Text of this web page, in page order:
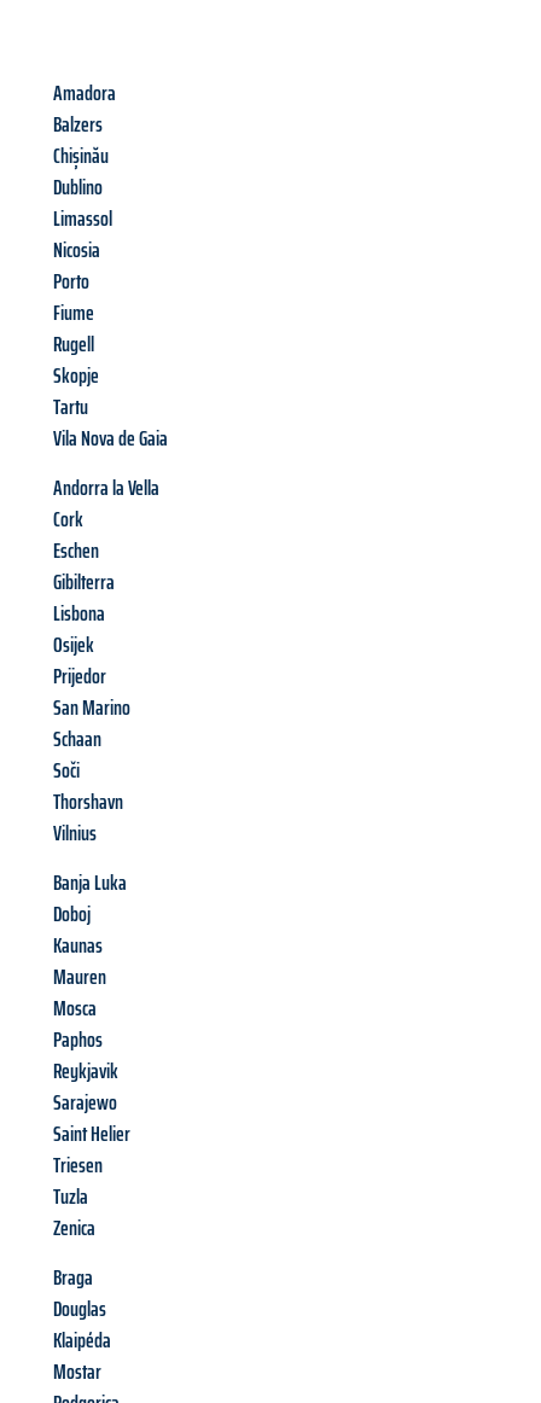
Amadora
Balzers
Chișinău
Dublino
Limassol
Nicosia
Porto
Fiume
Rugell
Skopje
Tartu
Vila Nova de Gaia
Andorra la Vella
Cork
Eschen
Gibilterra
Lisbona
Osijek
Prijedor
San Marino
Schaan
Soči
Thorshavn
Vilnius
Banja Luka
Doboj
Kaunas
Mauren
Mosca
Paphos
Reykjavik
Sarajewo
Saint Helier
Triesen
Tuzla
Zenica
Braga
Douglas
Klaipéda
Mostar